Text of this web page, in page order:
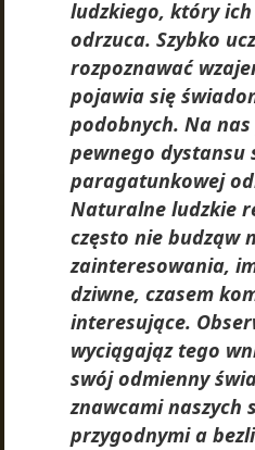
ludzkiego, który
odrzuca. Szybko
rozpoznawać
pojawia się
podobnych. Na
pewnego dystansu
paragatunkowej
Naturalne ludzkie
często nie budząw
zainteresowania,
dziwne, czasem
interesujące.
wyciągająz tego
swój odmienny
znawcami naszych
przygodnymi a